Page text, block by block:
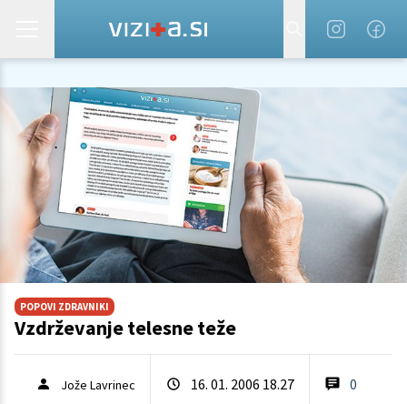
POPOVI ZDRAVNIKI
Vzdrževanje telesne teže
Jože Lavrinec 16. 01. 2006 18.27 0